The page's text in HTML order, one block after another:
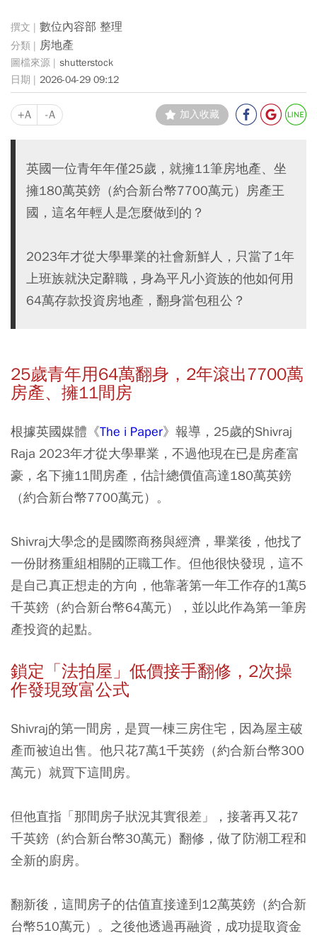
數位內容部 整理
房地產
shutterstock
2026-04-29 09:12
+A -A 加入收藏
英國一位青年年僅25歲，就擁11筆房地產、坐
擁180萬英鎊（約合新台幣7700萬元）房產王
國，這名年輕人是怎麼做到的？
2023年才從大學畢業的社會新鮮人，只當了1年
上班族就決定辭職，身為平凡小資族的他如何用
64萬存款投資房地產，翻身當包租公？
25歲青年用64萬翻身，2年滾出7700萬
房產、擁11間房
根據英國媒體《The i Paper》報導，25歲的Shivraj
Raja 2023年才從大學畢業，不過他現在已是房產富
豪，名下擁11間房產，估計總價值高達180萬英鎊
（約合新台幣7700萬元）。
Shivraj大學念的是國際商務與經濟，畢業後，他找了
一份財務重組相關的正職工作。但他很快發現，這不
是自己真正想走的方向，他靠著第一年工作存的1萬5
千英鎊（約合新台幣64萬元），並以此作為第一筆房
產投資的起點。
鎖定「法拍屋」低價接手翻修，2次操
作發現致富公式
Shivraj的第一間房，是買一棟三房住宅，因為屋主破
產而被迫出售。他只花7萬1千英鎊（約合新台幣300
萬元）就買下這間房。
但他直指「那間房子狀況其實很差」，接著再又花7
千英鎊（約合新台幣30萬元）翻修，做了防潮工程和
全新的廚房。
翻新後，這間房子的估值直接達到12萬英鎊（約合新
台幣510萬元）。之後他透過再融資，成功提取資金